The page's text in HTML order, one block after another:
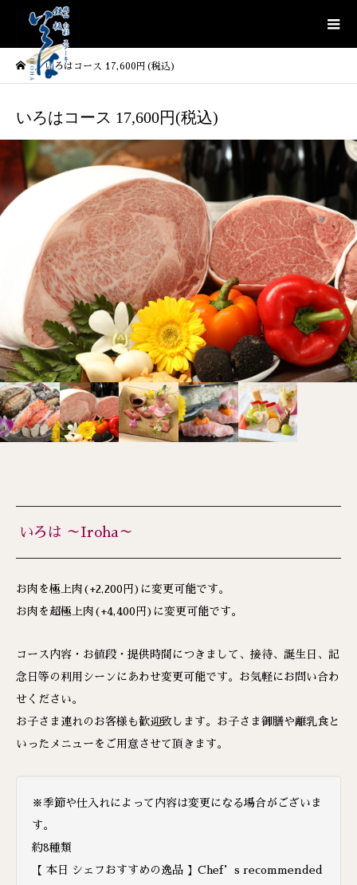
いろはコース 17,600円(税込)
いろはコース 17,600円(税込)
いろは ～Iroha～
お肉を極上肉(+2,200円)に変更可能です。
お肉を超極上肉(+4,400円)に変更可能です。
コース内容・お値段・提供時間につきまして、接待、誕生日、記
念日等の利用シーンにあわせ変更可能です。お気軽にお問い合わ
せください。
お子さま連れのお客様も歓迎致します。お子さま御膳や離乳食と
いったメニューをご用意させて頂きます。
※季節や仕入れによって内容は変更になる場合がございま
す。
約8種類
【 本日 シェフおすすめの逸品 】Chef’s recommended